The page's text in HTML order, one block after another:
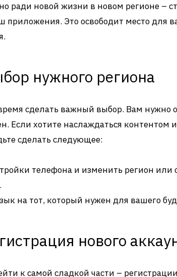
ради новой жизни в новом регионе –
приложения. Это освободит место для
нужного региона
сделать важный выбор. Вам нужно
Если хотите наслаждаться контентом
сделать следующее:
телефона и изменить регион или
на тот, который нужен для вашего
нового
к самой сладкой части –